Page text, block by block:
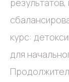
курс:
для